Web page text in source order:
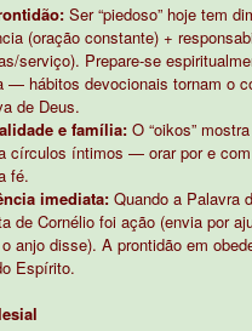
Ser “piedoso” hoje tem
(oração constante) +
serviço). Prepare-se
— hábitos devocionais tornam o
de Deus.
e família: O “oikos”
círculos íntimos — orar por e
fé.
imediata: Quando a Palavra
de Cornélio foi ação (envia por
anjo disse). A prontidão em
Espírito.